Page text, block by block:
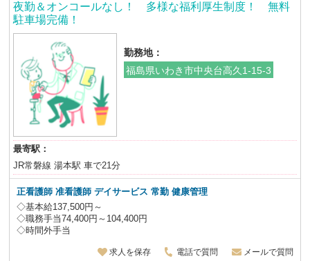
夜勤＆オンコールなし！ 多様な福利厚生制度！ 無料
駐車場完備！
勤務地：
福島県いわき市中央台高久1-15-3
最寄駅：
JR常磐線 湯本駅 車で21分
正看護師 准看護師 デイサービス常勤 健康管理
◇基本給137,500円～
◇職務手当74,400円～104,400円
◇時間外手当
求人を保存 電話で質問 メールで質問